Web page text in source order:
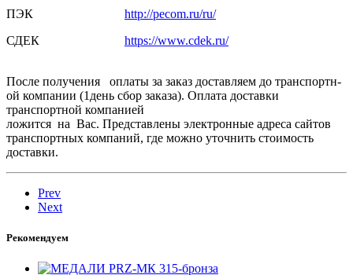
ПЭК http://pecom.ru/ru/
СДЕК https://www.cdek.ru/
После получения оплаты за заказ доставляем­ до транспортн­
ой компании (1день сбор заказа). Оплата доставки
транспортн­ой компанией
ложится на Вас. Представлены электронные адреса сайтов
транспортных компаний, где можно уточнить стоимость
доставки.
Prev
Next
Рекомендуем